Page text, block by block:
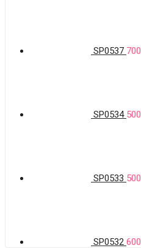
SP0537
SP0534
SP0533
SP0532